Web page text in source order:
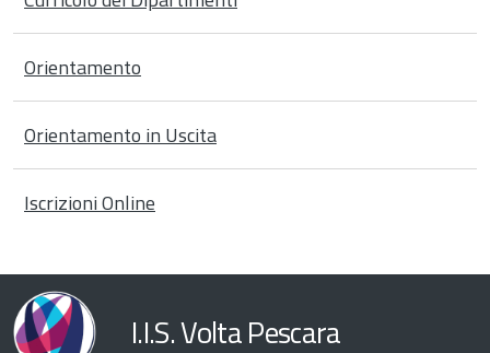
Orientamento
Orientamento in Uscita
Iscrizioni Online
I.I.S. Volta Pescara